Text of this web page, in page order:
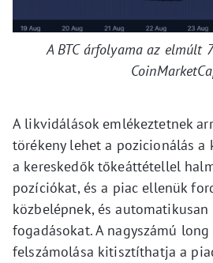
A BTC árfolyama az elmúlt
A likvidálások emlékeztetnek
törékeny lehet a pozicionálás
a kereskedők tőkeáttétellel
pozíciókat, és a piac ellenük
közbelépnek, és automatikusan
fogadásokat. A nagyszámú
felszámolása kitisztíthatja a